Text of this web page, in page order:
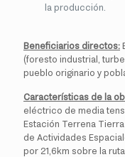
la producción.
Beneficiarios directos:
(foresto industrial,
pueblo originario y
Características de la
eléctrico de media
Estación Terrena Tierra
de Actividades
por 21,6km sobre la